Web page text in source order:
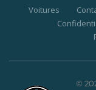
Voitures
©